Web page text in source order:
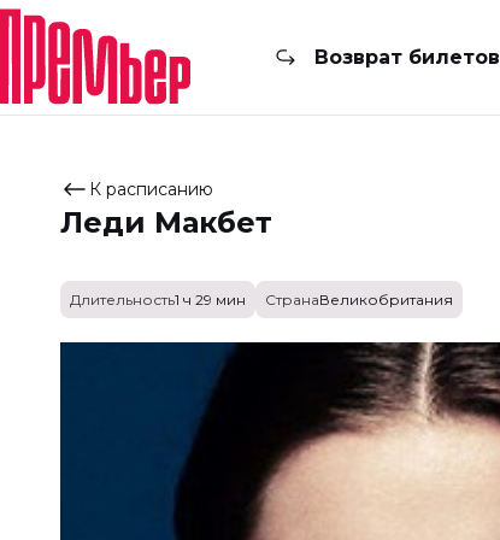
Возврат билетов
К расписанию
Леди Макбет
Длительность1 ч 29 мин СтранаВеликобритания